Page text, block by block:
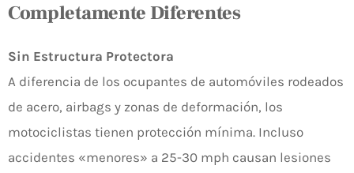
Completamente Diferentes
Sin Estructura Protectora
A diferencia de los ocupantes de automóviles rodeados
de acero, airbags y zonas de deformación, los
motociclistas tienen protección mínima. Incluso
accidentes «menores» a 25-30 mph causan lesiones